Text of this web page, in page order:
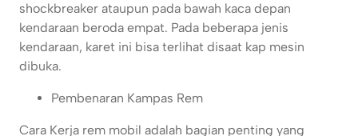
shockbreaker ataupun pada bawah kaca depan
kendaraan beroda empat. Pada beberapa jenis
kendaraan, karet ini bisa terlihat disaat kap mesin
dibuka.
Pembenaran Kampas Rem
Cara Kerja rem mobil adalah bagian penting yang